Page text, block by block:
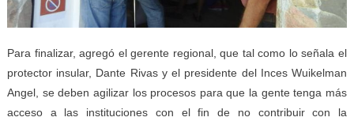
Para finalizar, agregó el gerente regional, que tal como lo señala el
protector insular, Dante Rivas y el presidente del Inces Wuikelman
Angel, se deben agilizar los procesos para que la gente tenga más
acceso a las instituciones con el fin de no contribuir con la